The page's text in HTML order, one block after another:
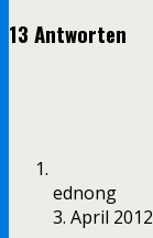
13 Antworten
ednong
3. April 2012